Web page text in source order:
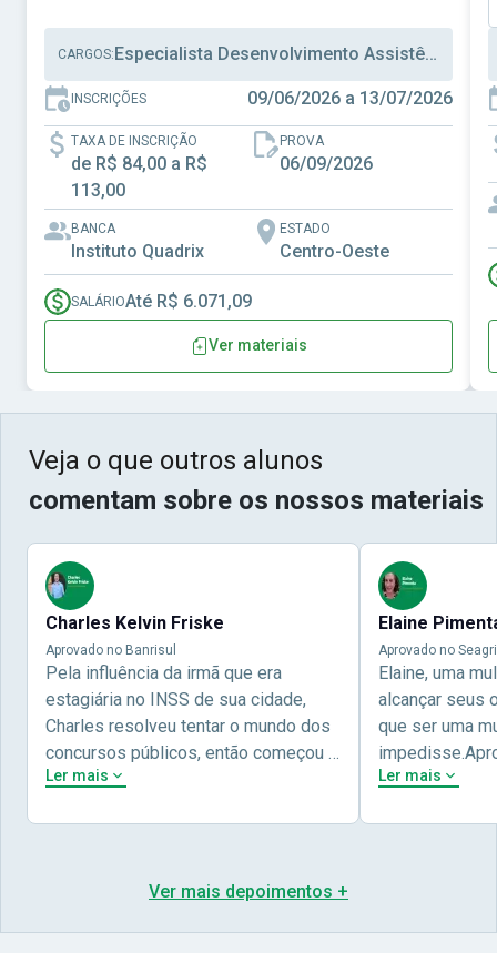
CARGOS: Especialista Desenvolvimento Assistência Social, Técnico Desenvolvimento Assistência Social, Técnico Administrativo
INSCRIÇÕES 09/06/2026 a 13/07/2026
TAXA DE INSCRIÇÃO
de R$ 84,00 a R$
113,00
PROVA
06/09/2026
BANCA
Instituto Quadrix
ESTADO
Centro-Oeste
SALÁRIOAté R$ 6.071,09
Ver materiais
Veja o que outros alunos
comentam sobre os nossos materiais
Charles Kelvin Friske
Aprovado no Banrisul
Pela influência da irmã que era
estagiária no INSS de sua cidade,
Charles resolveu tentar o mundo dos
concursos públicos, então começou a
estudar com contéudo gratuito que a
preparação completa, e o resultado
abriu o concurso para o Banco da sua
Ler mais
Elaine
Aprovado no
Elaine, uma
alcançar seus
que ser uma
concursos
sua vida e
Ler mais
Ver mais depoimentos +